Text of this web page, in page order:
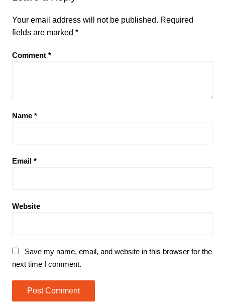
Your email address will not be published. Required
fields are marked *
Comment *
Name *
Email *
Website
Save my name, email, and website in this browser for the
next time I comment.